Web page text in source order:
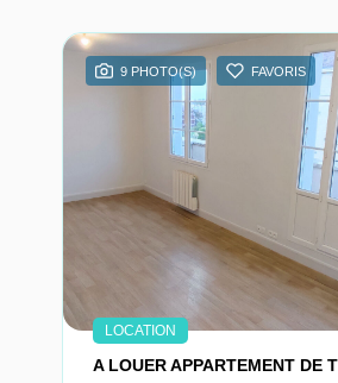
9 PHOTO(S) FAVORIS
LOCATION